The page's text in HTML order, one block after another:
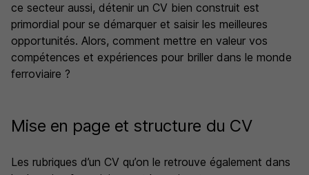
ce secteur aussi, détenir un CV bien construit est
primordial pour se démarquer et saisir les meilleures
opportunités. Alors, comment mettre en valeur vos
compétences et expériences pour briller dans le monde
ferroviaire ?
Mise en page et structure du CV
Les rubriques d’un CV qu’on le retrouve également dans